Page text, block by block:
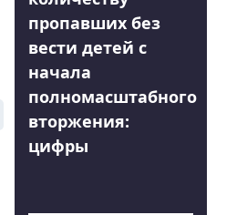
пропавших без
вести детей с
начала
полномасштабного
вторжения:
цифры